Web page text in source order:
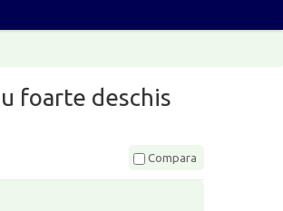
foarte deschis
Compara